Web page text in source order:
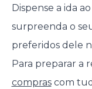
Dispense a ida
surpreenda o
preferidos dele
Para preparar a
comprascom